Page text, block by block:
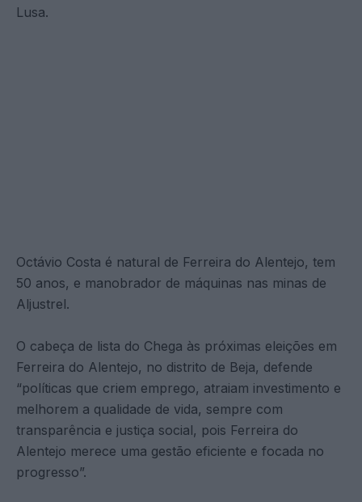
Lusa.
Octávio Costa é natural de Ferreira do Alentejo, tem
50 anos, e manobrador de máquinas nas minas de
Aljustrel.
O cabeça de lista do Chega às próximas eleições em
Ferreira do Alentejo, no distrito de Beja, defende
“políticas que criem emprego, atraiam investimento e
melhorem a qualidade de vida, sempre com
transparência e justiça social, pois Ferreira do
Alentejo merece uma gestão eficiente e focada no
progresso”.